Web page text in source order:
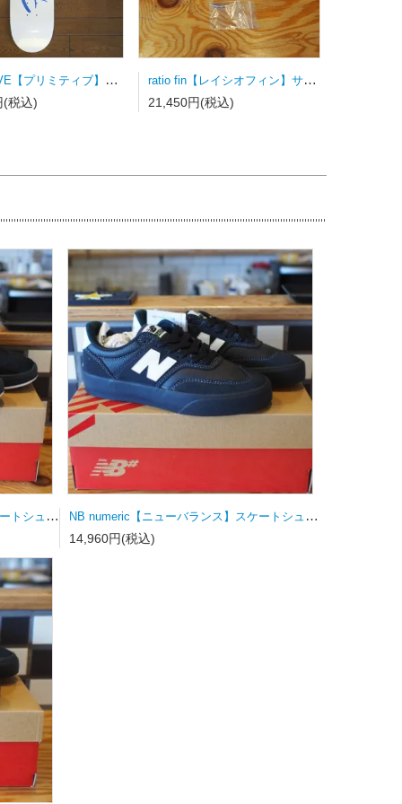
PRIMITIVE【プリミティブ】スケートボードデッキ NUEVO SCRIPT WHITE/DODGERS BLUE
(税込)
ratio fin【レイシオフィン】サーフボードフィン FCSⅡ用トライフィン Sサイズ カラーストライプ
21,450円(税込)
NB numeric【ニューバランス】スケートシューズ UN808LSC NB numeric【ニューバランス】スケートシューズ UN340YRW 23.0ｃｍ
14,960円(税込)